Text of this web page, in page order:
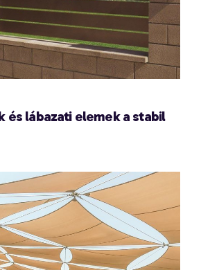
és lábazati elemek a stabil